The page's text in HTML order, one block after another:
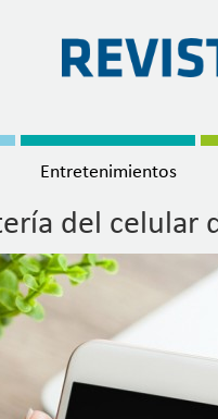
Entretenimientos
del celular